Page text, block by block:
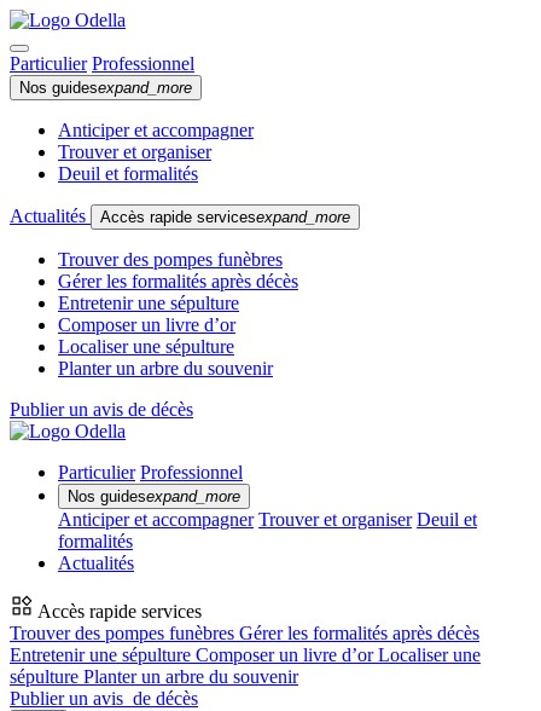
Particulier Professionnel
Nos guidesexpand_more
Anticiper et accompagner
Trouver et organiser
Deuil et formalités
Actualités Accès rapide servicesexpand_more
Trouver des pompes funèbres
Gérer les formalités après décès
Entretenir une sépulture
Composer un livre d’or
Localiser une sépulture
Planter un arbre du souvenir
Publier un avis de décès
Particulier Professionnel
Nos guidesexpand_more
Anticiper et accompagner Trouver et organiser Deuil et
formalités
Actualités
Accès rapide services
Trouver des pompes funèbres Gérer les formalités après décès
Entretenir une sépulture Composer un livre d’orLocaliser une
sépulture Planter un arbre du souvenir
Publier un avis de décès